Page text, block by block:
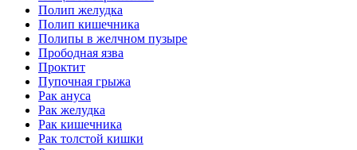
Полип желудка
Полип кишечника
Полипы в желчном пузыре
Прободная язва
Проктит
Пупочная грыжа
Рак ануса
Рак желудка
Рак кишечника
Рак толстой кишки